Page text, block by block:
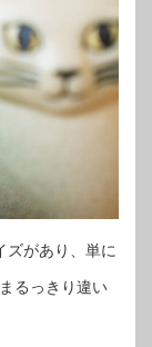
ズがあり、単に
るっきり違い